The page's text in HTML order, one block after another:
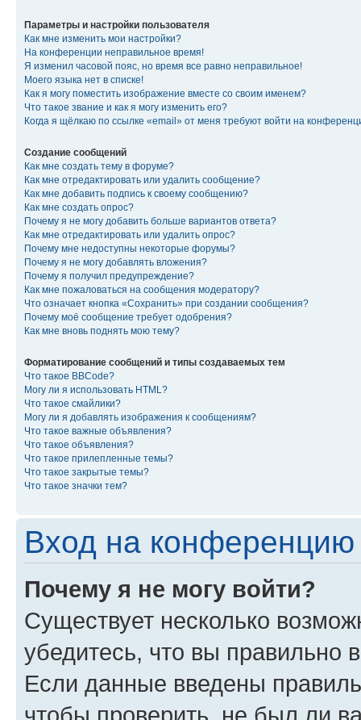
Параметры и настройки пользователя
Как мне изменить мои настройки?
На конференции неправильное время!
Я изменил часовой пояс, но время все равно неправильное!
Моего языка нет в списке!
Как я могу поместить изображение вместе со своим именем?
Что такое звание и как я могу изменить его?
Когда я щёлкаю по ссылке «email» от меня требуют войти на
Создание сообщений
Как мне создать тему в форуме?
Как мне отредактировать или удалить сообщение?
Как мне добавить подпись к своему сообщению?
Как мне создать опрос?
Почему я не могу добавить больше вариантов ответа?
Как мне отредактировать или удалить опрос?
Почему мне недоступны некоторые форумы?
Почему я не могу добавлять вложения?
Почему я получил предупреждение?
Как мне пожаловаться на сообщения модератору?
Что означает кнопка «Сохранить» при создании сообщения?
Почему моё сообщение требует одобрения?
Как мне вновь поднять мою тему?
Форматирование сообщений и типы создаваемых тем
Что такое BBCode?
Могу ли я использовать HTML?
Что такое смайлики?
Могу ли я добавлять изображения к сообщениям?
Что такое важные объявления?
Что такое объявления?
Что такое прилепленные темы?
Что такое закрытые темы?
Что такое значки тем?
Вход на конференцию
Почему я не могу войти?
Существует несколько
убедитесь, что вы правильно
Если данные введены
чтобы проверить, не был ли